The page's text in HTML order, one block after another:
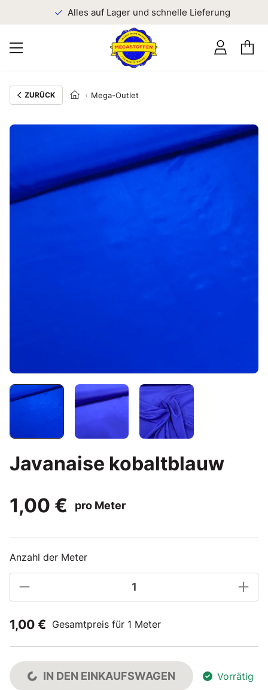
Alles auf Lager und schnelle Lieferung
ZURÜCK Mega-Outlet
Javanaise kobaltblauw
1,00 €
pro Meter
Anzahl der Meter
1,00 € Gesamtpreis für 1 Meter
IN DEN EINKAUFSWAGEN Vorrätig